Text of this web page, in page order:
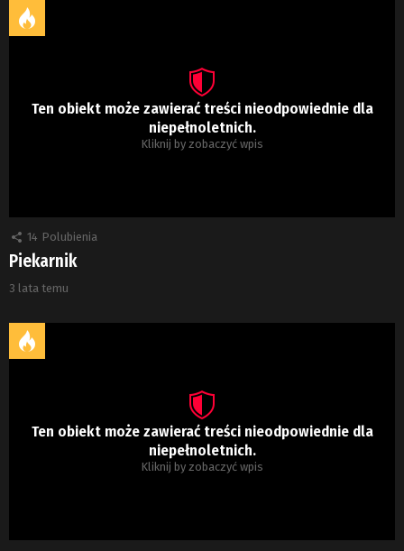
Ten obiekt może zawierać treści nieodpowiednie dla
niepełnoletnich.
Kliknij by zobaczyć wpis
14 Polubienia
Piekarnik
3 lata temu
Ten obiekt może zawierać treści nieodpowiednie dla
niepełnoletnich.
Kliknij by zobaczyć wpis